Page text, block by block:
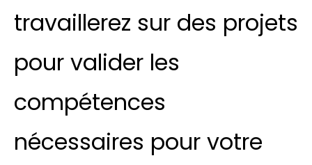
travaillerez sur des projets
pour valider les
compétences
nécessaires pour votre